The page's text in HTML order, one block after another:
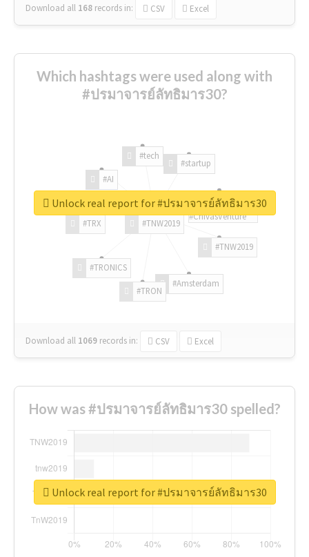
Download all 168 records in: CSV Excel
Which hashtags were used along with
#ปรมาจารย์ลัทธิมาร30?
#TNW2019
#TNW2019
#Amsterdam
#TRON
#TRONICS
#TRX
#AI
#tech
#startup
#ChivasVenture
Download all 1069 records in: CSV Excel
Unlock real report for #ปรมาจารย์ลัทธิมาร30
How was #ปรมาจารย์ลัทธิมาร30 spelled?
Unlock real report for #ปรมาจารย์ลัทธิมาร30